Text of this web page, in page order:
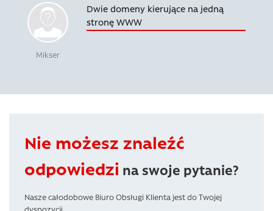
Mikser
Dwie domeny kierujące na jedną
stronę WWW
Nie możesz znaleźć
odpowiedzi na swoje pytanie?
Nasze całodobowe Biuro Obsługi Klienta jest do Twojej
dyspozycji.